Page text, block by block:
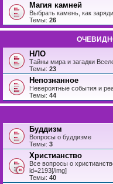
Магия камней
Выбрать камень, как
Темы: 26
НЛО
Тайны мира и загадки
Темы: 23
Непознанное
Невероятные события и
Темы: 44
Буддизм
Вопросы о буддизме
Темы: 3
Христианство
Все вопросы о
id=2193[/img]
Темы: 40